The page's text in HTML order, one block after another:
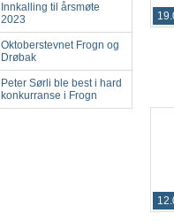
Innkalling til årsmøte
2023
Oktoberstevnet Frogn og
Drøbak
Peter Sørli ble best i hard
konkurranse i Frogn